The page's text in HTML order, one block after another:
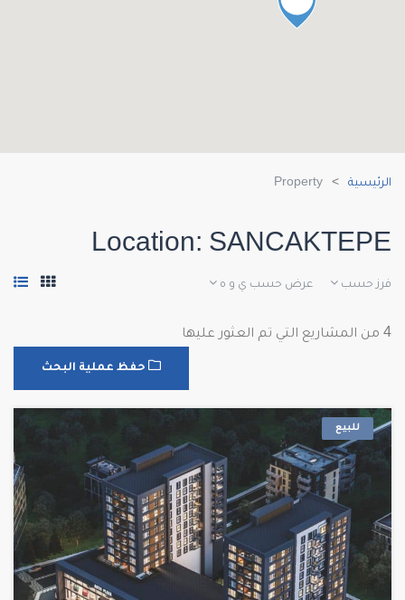
الرئيسية Property
Location: SANCAKTEPE
فرز حسب عرض حسب ي و ه
4 من المشاريع التي تم العثور عليها
حفظ عملية البحث
للبيع